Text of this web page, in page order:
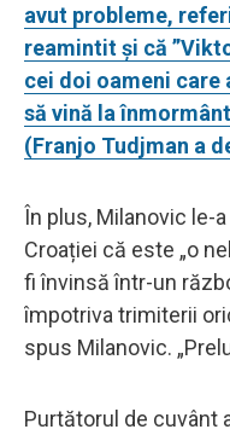
avut probleme,
reamintit și că
cei doi oameni care
să vină la
(Franjo Tudjman a
În plus, Milanovic le-
Croației că este „o
fi învinsă într-un
împotriva trimiterii
spus Milanovic.
Purtătorul de cuvânt